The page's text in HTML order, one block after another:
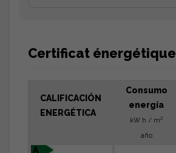
Certificat énergétique
CALIFICACIÓN
ENERGÉTICA
Consumo
energía
kW h / m2
año
A